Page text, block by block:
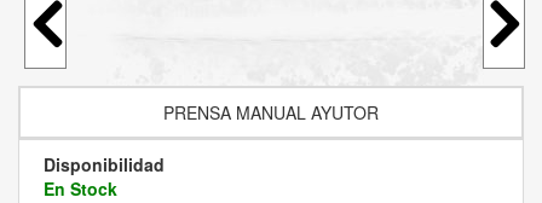
PRENSA MANUAL AYUTOR
Disponibilidad
En Stock